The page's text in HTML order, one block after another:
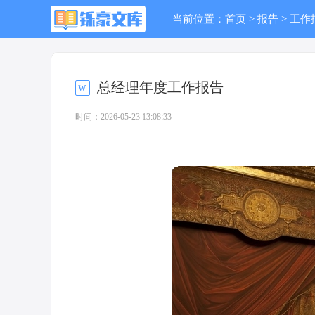
当前位置： 首页 > 报告 > 工作
总经理年度工作报告
时间：2026-05-23 13:08:33